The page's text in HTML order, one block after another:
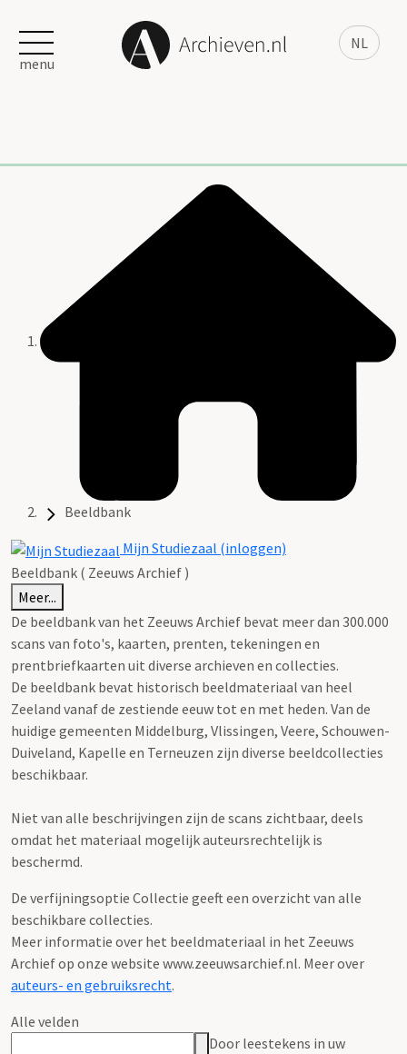
NL
menu
Beeldbank
Mijn Studiezaal (inloggen)
Beeldbank ( Zeeuws Archief )
Meer...
De beeldbank van het Zeeuws Archief bevat meer dan 300.000
scans van foto's, kaarten, prenten, tekeningen en
prentbriefkaarten uit diverse archieven en collecties.
De beeldbank bevat historisch beeldmateriaal van heel
Zeeland vanaf de zestiende eeuw tot en met heden. Van de
huidige gemeenten Middelburg, Vlissingen, Veere, Schouwen-
Duiveland, Kapelle en Terneuzen zijn diverse beeldcollecties
beschikbaar.
Niet van alle beschrijvingen zijn de scans zichtbaar, deels
omdat het materiaal mogelijk auteursrechtelijk is
beschermd.
De verfijningsoptie Collectie geeft een overzicht van alle
beschikbare collecties.
Meer informatie over het beeldmateriaal in het Zeeuws
Archief op onze website www.zeeuwsarchief.nl. Meer over
auteurs- en gebruiksrecht.
Alle velden
Door leestekens in uw